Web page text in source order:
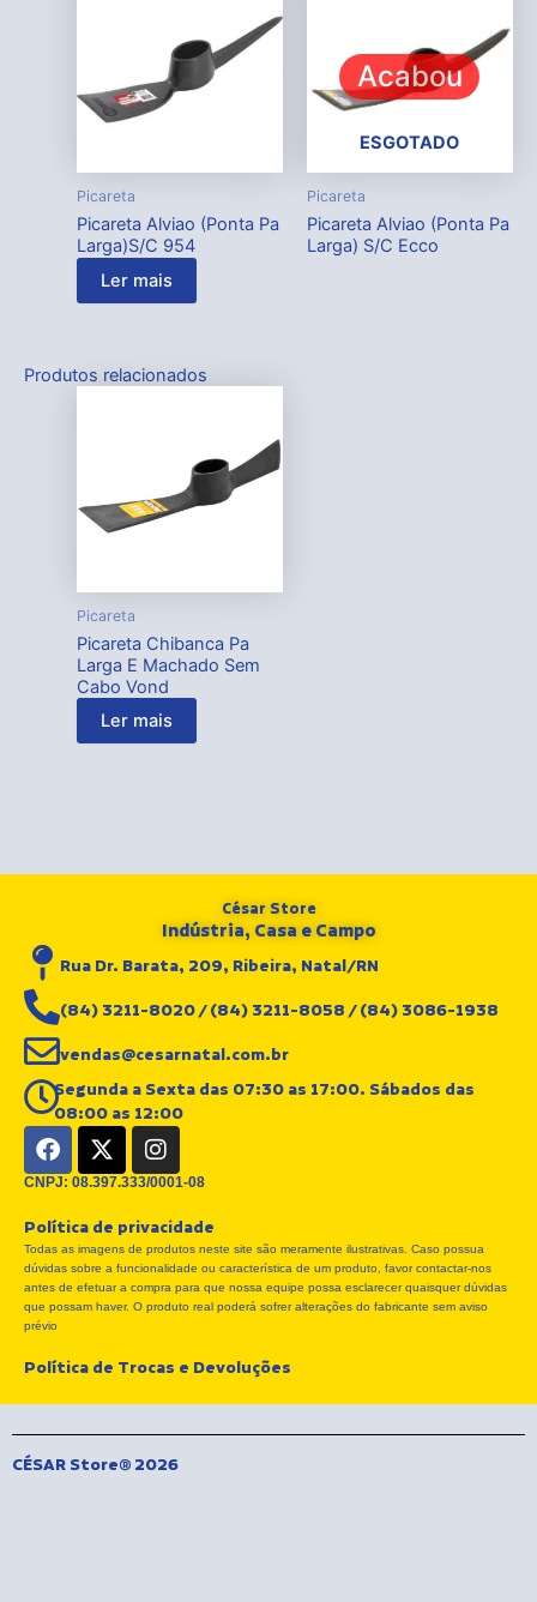
Picareta
Picareta Alviao (Ponta Pa
Larga)S/C 954
Ler mais
Acabou
ESGOTADO
Picareta
Picareta Alviao (Ponta Pa
Larga) S/C Ecco
Produtos relacionados
Picareta
Picareta Chibanca Pa
Larga E Machado Sem
Cabo Vond
Ler mais
César Store
Indústria, Casa e Campo
Rua Dr. Barata, 209, Ribeira, Natal/RN
(84) 3211-8020 / (84) 3211-8058 / (84) 3086-1938
vendas@cesarnatal.com.br
Segunda a Sexta das 07:30 as 17:00. Sábados das
08:00 as 12:00
F
a
c
b
o
o
k
X
-
t
i
t
t
e
I
n
s
a
g
r
a
CNPJ: 08.397.333/0001-08
Política de privacidade
Todas as imagens de produtos neste site são meramente ilustrativas. Caso possua
dúvidas sobre a funcionalidade ou característica de um produto, favor contactar-nos
antes de efetuar a compra para que nossa equipe possa esclarecer quaisquer dúvidas
que possam haver. O produto real poderá sofrer alterações do fabricante sem aviso
prévio
Política de Trocas e Devoluções
CÉSAR Store® 2026